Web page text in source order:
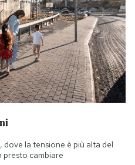
dove la tensione è più alta del
cambiare